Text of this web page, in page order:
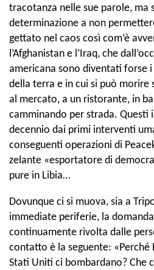
tracotanza nelle sue parole, ma
determinazione a non
gettato nel caos così com’è
l’Afghanistan e l’Iraq, che
americana sono diventati forse
della terra e in cui si può morire
al mercato, a un ristorante, in
camminando per strada. Questi
decennio dai primi interventi
conseguenti operazioni di
zelante «esportatore di
pure in Libia…
Dovunque ci si muova, sia a
immediate periferie, la
continuamente rivolta dalle
contatto è la seguente: «Perché
Stati Uniti ci bombardano? Che